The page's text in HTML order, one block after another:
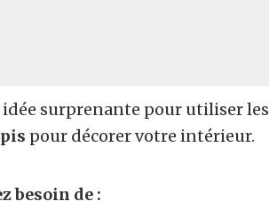
idée surprenante pour utiliser les
pour décorer votre intérieur.
besoin de :